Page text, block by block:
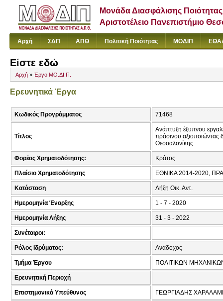
Μονάδα Διασφάλισης Ποιότητας
Αριστοτέλειο Πανεπιστήμιο
Αρχή ΣΔΠ ΑΠΘ Πολιτική Ποιότητας ΜΟΔΙΠ
Είστε εδώ
Αρχή » Έργο ΜΟ.ΔΙ.Π.
Ερευνητικά Έργα
Κωδικός Προγράμματος 71468
Τίτλος
Ανάπτυξη έξυπνου
πράσινου αξιοποιώντας
Θεσσαλονίκης
Φορέας Χρηματοδότησης: Κράτος
Πλαίσιο Χρηματοδότησης ΕΘΝΙΚΑ 2014-2020,
Κατάσταση Λήξη Οικ. Αντ.
Ημερομηνία Έναρξης 1 - 7 - 2020
Ημερομηνία Λήξης 31 - 3 - 2022
Συνέταιροι:
Ρόλος Ιδρύματος: Ανάδοχος
Τμήμα Έργου ΠΟΛΙΤΙΚΩΝ
Ερευνητική Περιοχή
Επιστημονικά Υπεύθυνος ΓΕΩΡΓΙΑΔΗΣ